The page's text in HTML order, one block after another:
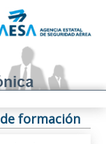
formación